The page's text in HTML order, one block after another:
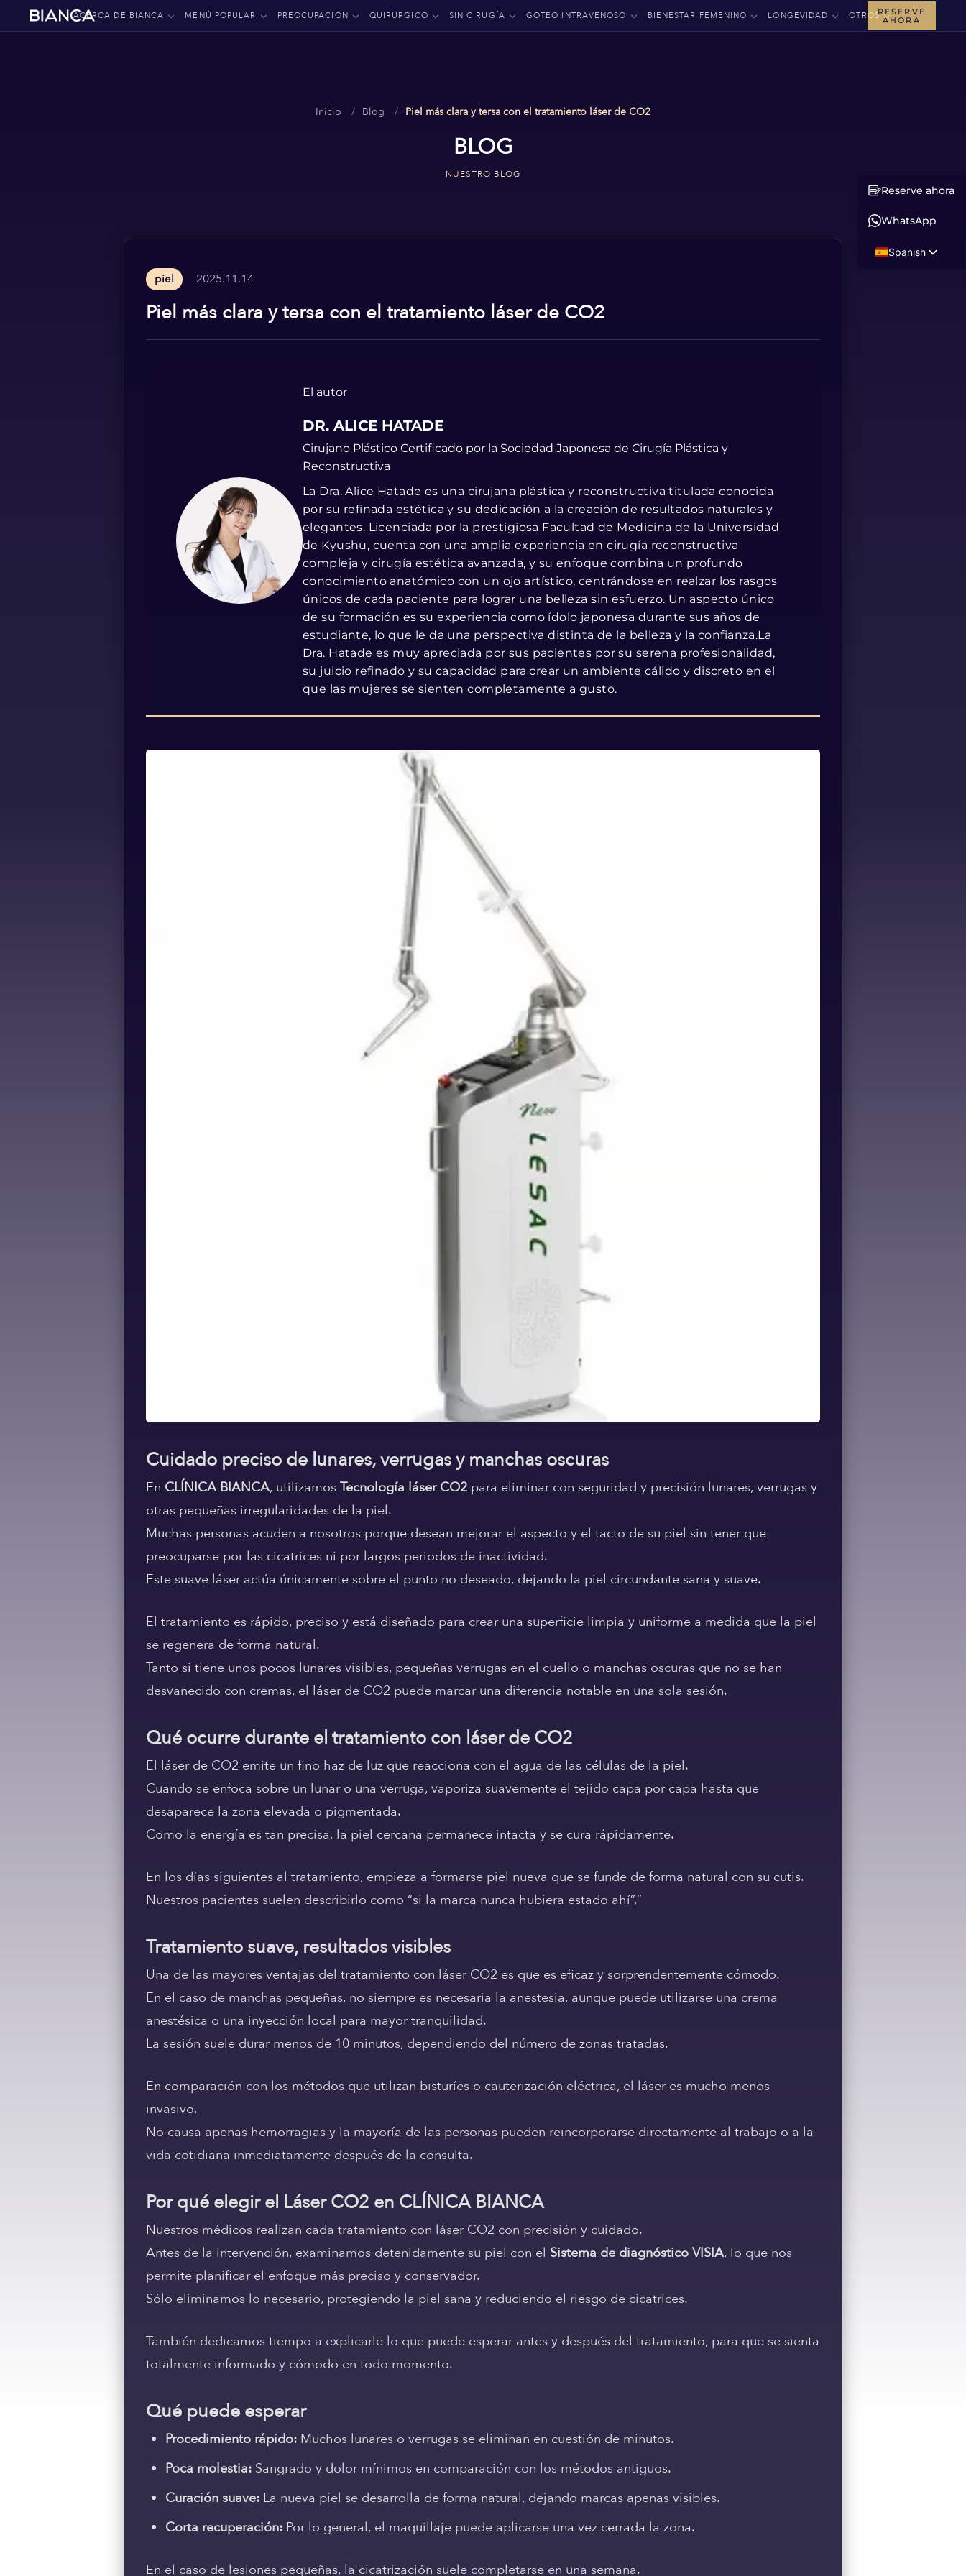
ACERCA DE BIANCA MENÚ POPULAR PREOCUPACIÓN QUIRÚRGICO SIN CIRUGÍA GOTEO INTRAVENOSO BIENESTAR FEMENINO LONGEVIDAD OTROSRESERVE
AHORA
Inicio Blog Piel más clara y tersa con el tratamiento láser de CO2
BLOG
NUESTRO BLOG
piel 2025.11.14
Piel más clara y tersa con el tratamiento láser de CO2
El autor
DR. ALICE HATADE
Cirujano Plástico Certificado por la Sociedad Japonesa de Cirugía Plástica y
Reconstructiva
La Dra. Alice Hatade es una cirujana plástica y reconstructiva titulada conocida
por su refinada estética y su dedicación a la creación de resultados naturales y
elegantes. Licenciada por la prestigiosa Facultad de Medicina de la Universidad
de Kyushu, cuenta con una amplia experiencia en cirugía reconstructiva
compleja y cirugía estética avanzada, y su enfoque combina un profundo
conocimiento anatómico con un ojo artístico, centrándose en realzar los rasgos
únicos de cada paciente para lograr una belleza sin esfuerzo. Un aspecto único
de su formación es su experiencia como ídolo japonesa durante sus años de
estudiante, lo que le da una perspectiva distinta de la belleza y la confianza.La
Dra. Hatade es muy apreciada por sus pacientes por su serena profesionalidad,
su juicio refinado y su capacidad para crear un ambiente cálido y discreto en el
que las mujeres se sienten completamente a gusto.
Cuidado preciso de lunares, verrugas y manchas oscuras
En CLÍNICA BIANCA, utilizamos Tecnología láser CO2 para eliminar con seguridad y precisión lunares, verrugas y
otras pequeñas irregularidades de la piel.
Muchas personas acuden a nosotros porque desean mejorar el aspecto y el tacto de su piel sin tener que
preocuparse por las cicatrices ni por largos periodos de inactividad.
Este suave láser actúa únicamente sobre el punto no deseado, dejando la piel circundante sana y suave.
El tratamiento es rápido, preciso y está diseñado para crear una superficie limpia y uniforme a medida que la piel
se regenera de forma natural.
Tanto si tiene unos pocos lunares visibles, pequeñas verrugas en el cuello o manchas oscuras que no se han
desvanecido con cremas, el láser de CO2 puede marcar una diferencia notable en una sola sesión.
Qué ocurre durante el tratamiento con láser de CO2
El láser de CO2 emite un fino haz de luz que reacciona con el agua de las células de la piel.
Cuando se enfoca sobre un lunar o una verruga, vaporiza suavemente el tejido capa por capa hasta que
desaparece la zona elevada o pigmentada.
Como la energía es tan precisa, la piel cercana permanece intacta y se cura rápidamente.
En los días siguientes al tratamiento, empieza a formarse piel nueva que se funde de forma natural con su cutis.
Nuestros pacientes suelen describirlo como “si la marca nunca hubiera estado ahí”.”
Tratamiento suave, resultados visibles
Una de las mayores ventajas del tratamiento con láser CO2 es que es eficaz y sorprendentemente cómodo.
En el caso de manchas pequeñas, no siempre es necesaria la anestesia, aunque puede utilizarse una crema
anestésica o una inyección local para mayor tranquilidad.
La sesión suele durar menos de 10 minutos, dependiendo del número de zonas tratadas.
En comparación con los métodos que utilizan bisturíes o cauterización eléctrica, el láser es mucho menos
invasivo.
No causa apenas hemorragias y la mayoría de las personas pueden reincorporarse directamente al trabajo o a la
vida cotidiana inmediatamente después de la consulta.
Por qué elegir el Láser CO2 en CLÍNICA BIANCA
Nuestros médicos realizan cada tratamiento con láser CO2 con precisión y cuidado.
Antes de la intervención, examinamos detenidamente su piel con el Sistema de diagnóstico VISIA, lo que nos
permite planificar el enfoque más preciso y conservador.
Sólo eliminamos lo necesario, protegiendo la piel sana y reduciendo el riesgo de cicatrices.
También dedicamos tiempo a explicarle lo que puede esperar antes y después del tratamiento, para que se sienta
totalmente informado y cómodo en todo momento.
Qué puede esperar
Procedimiento rápido: Muchos lunares o verrugas se eliminan en cuestión de minutos.
Poca molestia: Sangrado y dolor mínimos en comparación con los métodos antiguos.
Curación suave: La nueva piel se desarrolla de forma natural, dejando marcas apenas visibles.
Corta recuperación: Por lo general, el maquillaje puede aplicarse una vez cerrada la zona.
En el caso de lesiones pequeñas, la cicatrización suele completarse en una semana.
Reserve ahora
WhatsApp
Spanish